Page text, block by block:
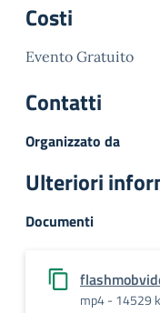
Costi
Evento Gratuito
Contatti
Organizzato da
Ulteriori
Documenti
mp4 - 14529